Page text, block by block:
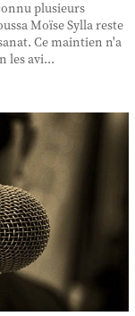
plusieurs
Moïse Sylla reste
Ce maintien n'a
les avi...